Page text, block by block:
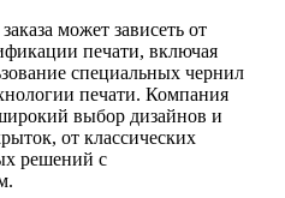
может зависеть от
печати, включая
специальных чернил
печати. Компания
выбор дизайнов и
от классических
решений с